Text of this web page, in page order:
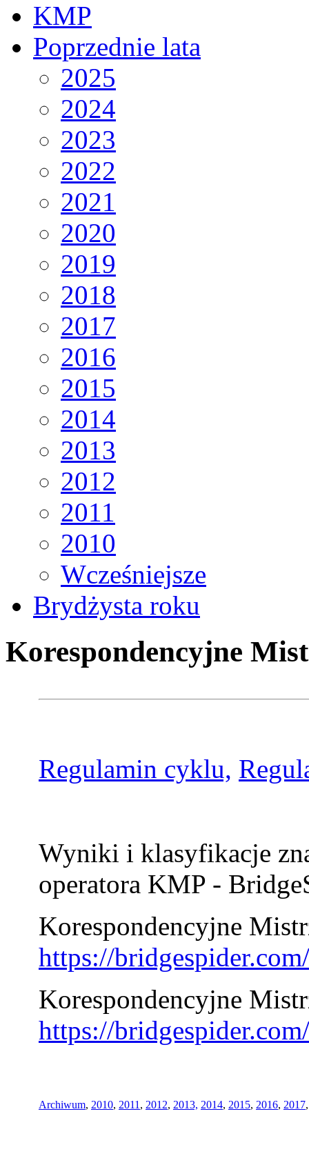
KMP
Poprzednie lata
2025
2024
2023
2022
2021
2020
2019
2018
2017
2016
2015
2014
2013
2012
2011
2010
Wcześniejsze
Brydżysta roku
Korespondencyjne
Regulamin cyklu,
Wyniki i klasyfikacje
operatora KMP -
Korespondencyjne
https://
Korespondencyjne
https://
Archiwum, 2010, 2011 , 2012, 2013, 2014, 2015, 2016, 2017